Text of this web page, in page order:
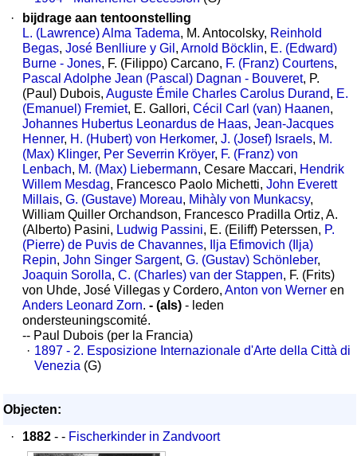
·
bijdrage aan tentoonstelling
L. (Lawrence) Alma Tadema, M. Antocolsky, Reinhold
Begas, José Benlliure y Gil , Arnold Böcklin, E. (Edward)
Burne - Jones, F. (Filippo) Carcano, F. (Franz) Courtens,
Pascal Adolphe Jean (Pascal) Dagnan - Bouveret, P.
(Paul) Dubois, Auguste Émile Charles Carolus Durand, E.
(Emanuel) Fremiet, E. Gallori, Cécil Carl (van) Haanen,
Johannes Hubertus Leonardus de Haas, Jean-Jacques
Henner, H. (Hubert) von Herkomer, J. (Josef) Israels, M.
(Max) Klinger, Per Severrin Kröyer, F. (Franz) von
Lenbach, M. (Max) Liebermann, Cesare Maccari, Hendrik
Willem Mesdag, Francesco Paolo Michetti, John Everett
Millais, G. (Gustave) Moreau, Mihàly von Munkacsy,
William Quiller Orchandson, Francesco Pradilla Ortiz, A.
(Alberto) Pasini, Ludwig Passini, E. (Eiliff) Peterssen, P.
(Pierre) de Puvis de Chavannes,
Ilja Efimovich (Ilja)
Repin, John Singer Sargent, G. (Gustav) Schönleber,
Joaquin Sorolla, C. (Charles) van der Stappen, F. (Frits)
von Uhde, José Villegas y Cordero, Anton von Werner en
Anders Leonard Zorn. - (als) - leden
ondersteuningscomité.
-- Paul Dubois (per la Francia)
· 1897 - 2. Esposizione Internazionale d'Arte della Città di
Venezia (G)
Objecten:
·
1882 - - Fischerkinder in Zandvoort